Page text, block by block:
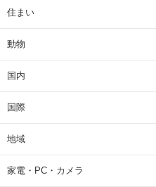
住まい
動物
国内
国際
地域
家電・PC・カメラ